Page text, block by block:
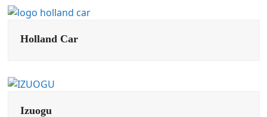
Holland Car
Izuogu